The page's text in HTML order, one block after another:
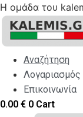
Η ομάδα του
Skip
content
Αναζήτηση
Λογαριασμός
Επικοινωνία
0.00 € 0 Cart